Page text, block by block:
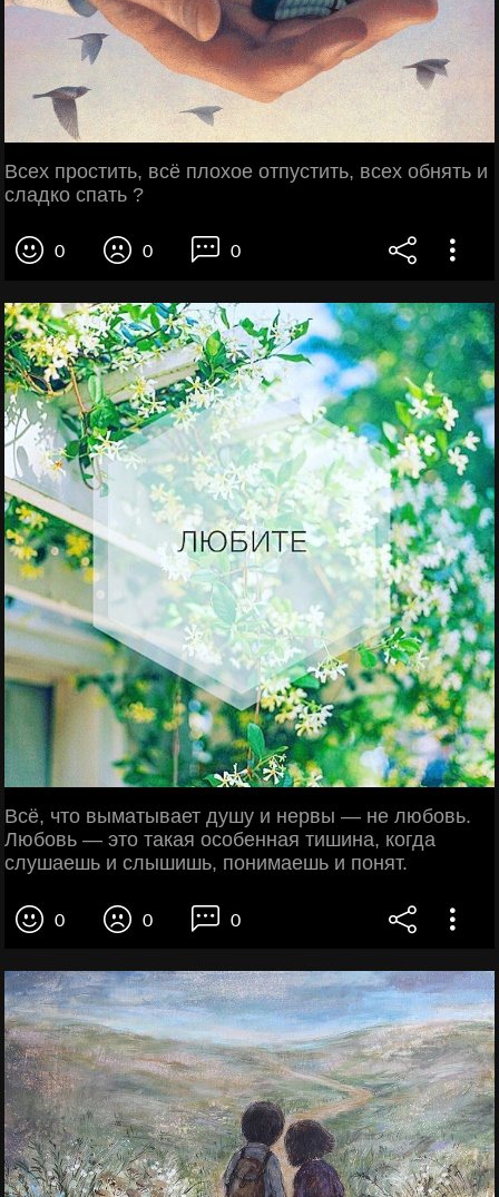
Всех простить, всё плохое отпустить, всех обнять и
сладко спать ?
0 0 0
Всё, что выматывает душу и нервы — не любовь.
Любовь — это такая особенная тишина, когда
слушаешь и слышишь, понимаешь и понят.
0 0 0